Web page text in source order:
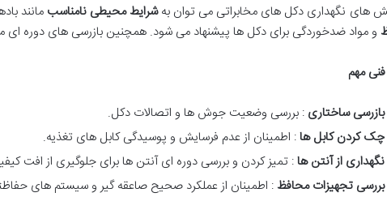
های نگهداری دکل های مخابراتی می توان بهشرایط محیطی نامناسب مانند
و مواد ضدخوردگی برای دکل ها پیشنهاد می شود. همچنین بازرسی های دوره ای
مهم
بازرسی ساختاری : بررسی وضعیت جوش ها و اتصالات دکل.
چک کردن کابل ها: اطمینان از عدم فرسایش و پوسیدگی کابل های تغذیه.
نگهداری از آنتن ها: تمیز کردن و بررسی دوره ای آنتن ها برای جلوگیری از افت
بررسی تجهیزات محافظ: اطمینان از عملکرد صحیح صاعقه گیر و سیستم های